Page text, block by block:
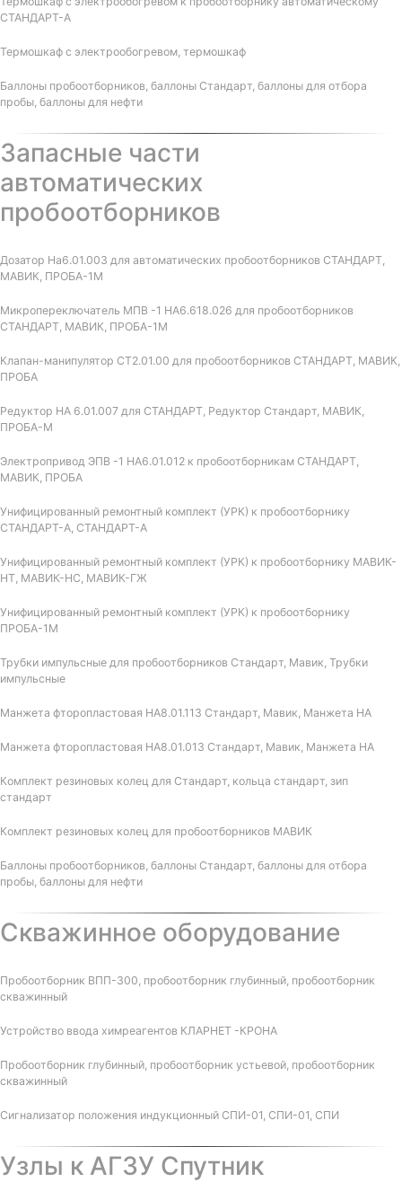
СТАНДАРТ-А
Термошкаф с электрообогревом, термошкаф
Баллоны пробоотборников, баллоны Стандарт, баллоны для отбора
пробы, баллоны для нефти
Запасные части
автоматических
пробоотборников
Дозатор На6.01.003 для автоматических пробоотборников СТАНДАРТ,
МАВИК, ПРОБА-1М
Микропереключатель МПВ -1 НА6.618.026 для пробоотборников
СТАНДАРТ, МАВИК, ПРОБА-1М
Клапан-манипулятор СТ2.01.00 для пробоотборников СТАНДАРТ, МАВИК,
ПРОБА
Редуктор НА 6.01.007 для СТАНДАРТ, Редуктор Стандарт, МАВИК,
ПРОБА-М
Электропривод ЭПВ -1 НА6.01.012 к пробоотборникам СТАНДАРТ,
МАВИК, ПРОБА
Унифицированный ремонтный комплект (УРК) к пробоотборнику
СТАНДАРТ-А, СТАНДАРТ-А
Унифицированный ремонтный комплект (УРК) к пробоотборнику МАВИК-
НТ, МАВИК-НС, МАВИК-ГЖ
Унифицированный ремонтный комплект (УРК) к пробоотборнику
ПРОБА-1М
Трубки импульсные для пробоотборников Стандарт, Мавик, Трубки
импульсные
Манжета фторопластовая НА8.01.113 Стандарт, Мавик, Манжета НА
Манжета фторопластовая НА8.01.013 Стандарт, Мавик, Манжета НА
Комплект резиновых колец для Стандарт, кольца стандарт, зип
стандарт
Комплект резиновых колец для пробоотборников МАВИК
Баллоны пробоотборников, баллоны Стандарт, баллоны для отбора
пробы, баллоны для нефти
Скважинное оборудование
Пробоотборник ВПП-300, пробоотборник глубинный, пробоотборник
скважинный
Устройство ввода химреагентов КЛАРНЕТ -КРОНА
Пробоотборник глубинный, пробоотборник устьевой, пробоотборник
скважинный
Сигнализатор положения индукционный СПИ-01, СПИ-01, СПИ
Узлы к АГЗУ Спутник